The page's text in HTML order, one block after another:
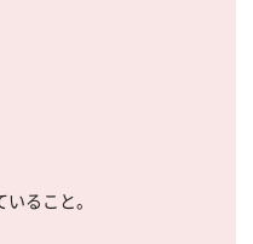
ること。